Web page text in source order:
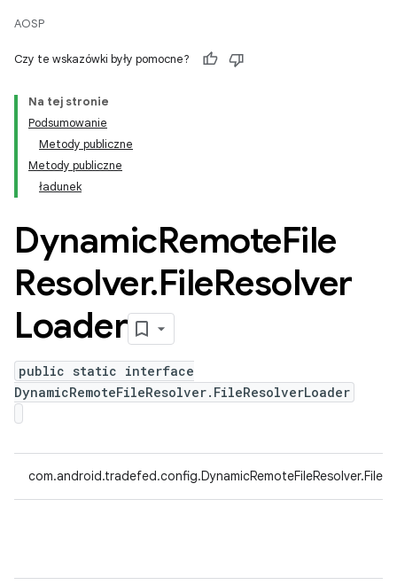
AOSP
Czy te wskazówki były pomocne?
Na tej stronie
Podsumowanie
Metody publiczne
Metody publiczne
ładunek
DynamicRemoteFile
Resolver.FileResolver
Loader
public static interface
DynamicRemoteFileResolver.FileResolverLoader